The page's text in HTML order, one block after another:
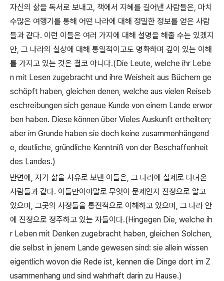
자신의 삶을 독서로 보내고, 책에서 지혜를 길어낸 사람들은, 마치
수많은 여행기를 통해 어떤 나라에 대해 정밀한 정보를 얻은 사람
들과 같다. 이런 이들은 여러 가지에 대해 설명을 해줄 수는 있겠지
만, 그 나라의 실상에 대해 통일적이고도 명확하며 깊이 있는 이해
를 가지고 있는 것은 결코 아니다.(Die Leute, welche ihr Lebe
n mit Lesen zugebracht und ihre Weisheit aus Büchern ge
schöpft haben, gleichen denen, welche aus vielen Reiseb
eschreibungen sich genaue Kunde von einem Lande erwor
ben haben. Diese können über Vieles Auskunft ertheilten;
aber im Grunde haben sie doch keine zusammenhängend
e, deutliche, gründliche Kenntniß von der Beschaffenheit
des Landes.)
반면에 , 자기 삶을 사유로 보낸 이들은, 그 나라에 실제로 다녀온
사람들과 같다. 이들만이야말로 무엇이 문제인지 진정으로 알고
있으며, 그곳의 사정들을 통전적으로 이해하고 있으며, 그 나라 안
에 진정으로 정주하고 있는 자들이다.(Hingegen Die, welche ih
r Leben mit Denken zugebracht haben, gleichen Solchen,
die selbst in jenem Lande gewesen sind: sie allein wissen
eigentlich wovon die Rede ist, kennen die Dinge dort im Z
usammenhang und sind wahrhaft darin zu Hause.)